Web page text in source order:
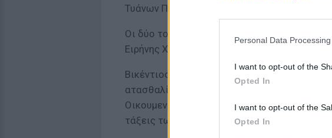
Personal Data
I want to opt-out of the
Opted In
I want to opt-out of the
Opted In
Τυάνων Παΐσιο.
Οι δύο τους διοικούσαν την Πατριαρχική και
Ειρήνης Χρυσοβαλάντου στην Αστόρια.
Βικέντιος και Παΐσιος αλληλοκατηγορήθηκαν
ατασθαλίες και σεξουαλικά σκάνδαλα.
Οικουμενικού Πατριαρχείου τούς
τάξεις των μοναχών.